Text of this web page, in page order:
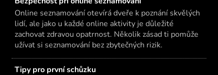
Online seznamování otevírá dveře k poznání skvělých
lidí, ale jako u každé online aktivity je důležité
zachovat zdravou opatrnost. Několik zásad ti pomůže
užívat si seznamování bez zbytečných rizik.
Tipy pro první schůzku